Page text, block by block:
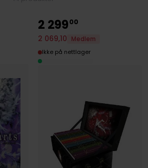
2 29900
2 069,10
Medlem
Ikke på nettlager